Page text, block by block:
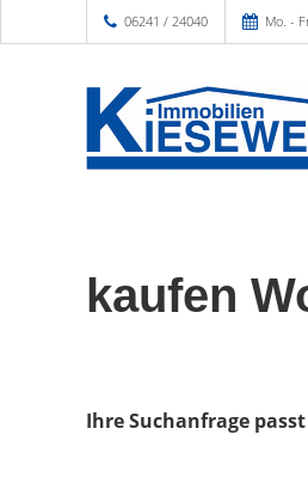
06241 / 24040 Mo. -
kaufen
Ihre Suchanfrage